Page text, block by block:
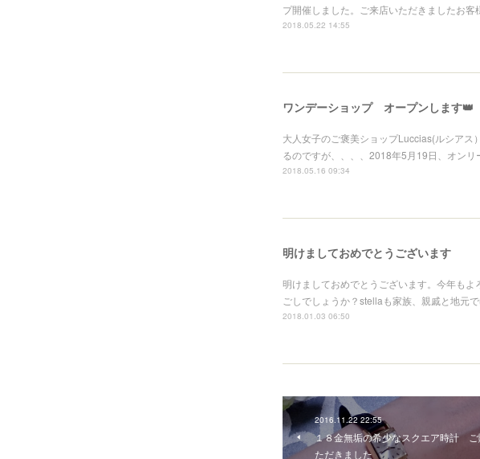
プ開催しました。ご来店いただきましたお
2018.05.22 14:55
ワンデーショップ オープンします👑
大人女子のご褒美ショップLuccias(ルシア
るのですが、、、、2018年5月19日、オン
2018.05.16 09:34
明けましておめでとうございます
明けましておめでとうございます。今年も
ごしでしょうか？stellaも家族、親戚と地元
2018.01.03 06:50
2016.11.22 22:55
１８金無垢の希少なスクエア時計 ご
ただきました